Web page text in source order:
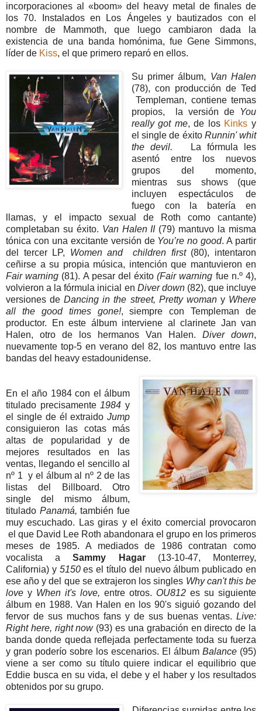
incorporaciones al «boom» del heavy metal de finales de
los 70. Instalados en Los Ángeles y bautizados con el
nombre de Mammoth, que luego cambiaron dada la
existencia de una banda homónima, fue Gene Simmons,
líder de Kiss, el que primero reparó en ellos.
Su primer álbum, Van Halen
(78), con producción de Ted
Templeman, contiene temas
propios, la versión de You
really got me, de los Kinks y
el single de éxito Runnin' whit
the devil.
La fórmula les
asentó entre los nuevos
grupos del momento,
mientras sus shows (que
incluyen espectáculos de
fuego con la batería en
llamas, y el impacto sexual de Roth como cantante)
completaban su éxito. Van Halen II(79) mantuvo la misma
tónica con una excitante versión de You’re no good. A partir
del tercer LP, Women and children first(80), intentaron
ceñirse a su propia música, intención que mantuvieron en
Fair warning (81). A pesar del éxito(Fair warning fue n.º 4),
volvieron a la fórmula inicial en Diver down(82), que incluye
versiones deDancing in the street, Pretty woman y Where
all the good times gone!, siempre con Templeman de
productor. En este álbum interviene al clarinete Jan van
Halen, otro de los hermanos Van Halen. Diver down,
nuevamente top-5 en verano del 82, los mantuvo entre las
bandas del heavy estadounidense.
En el año 1984 con el álbum
titulado precisamente 1984y
el single de él extraido Jump
consiguieron las cotas más
altas de popularidad y de
mejores resultados en las
ventas, llegando el sencillo al
nº 1 y el álbum al nº 2 de las
listas del Billboard. Otro
single del mismo álbum,
titulado Panamá,también fue
muy escuchado. Las giras y el éxito comercial provocaron
el que David Lee Roth abandonara el grupo en los primeros
meses de 1985. A mediados de 1986 contratan como
vocalista aSammy Hagar (13-10-47, Monterrey,
California) y 5150es el título del nuevo álbum publicado en
ese año y del que se extrajeron los singles Why can't this be
love y When it's love, entre otros. OU812 es su siguiente
álbum en 1988. Van Halen en los 90's siguió gozando del
fervor de sus muchos fans y de sus buenas ventas. Live:
Right here, right now (93) es una grabación en directo de la
banda donde queda reflejada perfectamente toda su fuerza
y gran poderío sobre los escenarios. El álbum Balance (95)
viene a ser como su título quiere indicar el equilibrio que
Eddie busca en su vida, el debe y el haber y los resultados
obtenidos por su grupo.